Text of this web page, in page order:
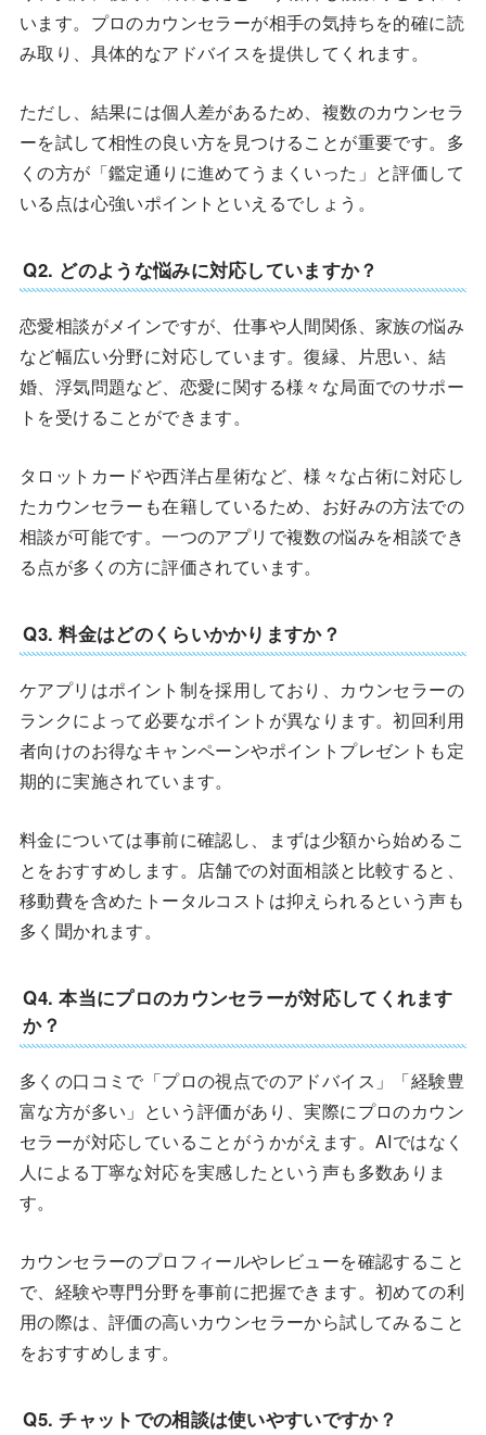
います。プロのカウンセラーが相手の気持ちを的確に読
み取り、具体的なアドバイスを提供してくれます。
ただし、結果には個人差があるため、複数のカウンセラ
ーを試して相性の良い方を見つけることが重要です。多
くの方が「鑑定通りに進めてうまくいった」と評価して
いる点は心強いポイントといえるでしょう。
Q2. どのような悩みに対応していますか？
恋愛相談がメインですが、仕事や人間関係、家族の悩み
など幅広い分野に対応しています。復縁、片思い、結
婚、浮気問題など、恋愛に関する様々な局面でのサポー
トを受けることができます。
タロットカードや西洋占星術など、様々な占術に対応し
たカウンセラーも在籍しているため、お好みの方法での
相談が可能です。一つのアプリで複数の悩みを相談でき
る点が多くの方に評価されています。
Q3. 料金はどのくらいかかりますか？
ケアプリはポイント制を採用しており、カウンセラーの
ランクによって必要なポイントが異なります。初回利用
者向けのお得なキャンペーンやポイントプレゼントも定
期的に実施されています。
料金については事前に確認し、まずは少額から始めるこ
とをおすすめします。店舗での対面相談と比較すると、
移動費を含めたトータルコストは抑えられるという声も
多く聞かれます。
Q4. 本当にプロのカウンセラーが対応してくれます
か？
多くの口コミで「プロの視点でのアドバイス」「経験豊
富な方が多い」という評価があり、実際にプロのカウン
セラーが対応していることがうかがえます。AIではなく
人による丁寧な対応を実感したという声も多数ありま
す。
カウンセラーのプロフィールやレビューを確認すること
で、経験や専門分野を事前に把握できます。初めての利
用の際は、評価の高いカウンセラーから試してみること
をおすすめします。
Q5. チャットでの相談は使いやすいですか？